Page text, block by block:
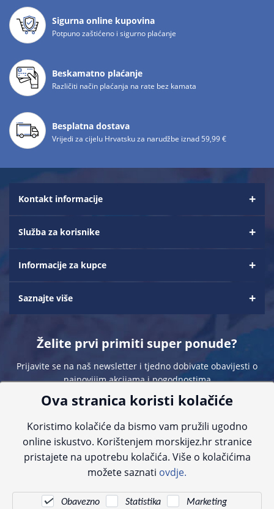
Sigurna online kupovina
Potpuno zaštićeno i sigurno plaćanje
Beskamatno plaćanje
Različiti način plaćanja na rate bez kamata
Besplatna dostava
Vrijedi za cijelu Hrvatsku za narudžbe iznad 59,99 €
Kontakt informacije
Služba za korisnike
Informacije za kupce
Saznajte više
Želite prvi primiti super ponude?
Prijavite se na naš newsletter i tjedno dobivate obavijesti o
najnovijim akcijama i pogodnostima
Sve navedene cijene sadrže PDV. Pokušavamo osigurati što preciznije
informacije, ali zbog tehnoloških ograničenja ne možemo garantirati potpunu
kontaktirajte nas putem telefona:+385 23 231 761ili e-maila:info@morskijez.hr
Ova stranica koristi kolačiće
Koristimo kolačiće da bismo vam pružili ugodno
online iskustvo. Korištenjem morskijez.hr stranice
pristajete na upotrebu kolačića. Više o kolačićima
možete saznati ovdje.
Obavezno Statistika Marketing